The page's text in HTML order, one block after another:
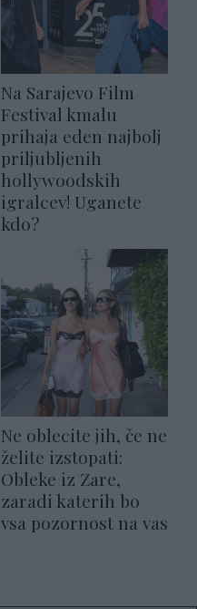
Na Sarajevo Film
Festival kmalu
prihaja eden najbolj
priljubljenih
hollywoodskih
igralcev! Uganete
kdo?
Ne oblecite jih, če ne
želite izstopati:
Obleke iz Zare,
zaradi katerih bo
vsa pozornost na vas